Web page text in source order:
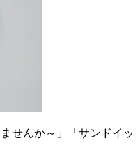
せんか～」「サンドイッ